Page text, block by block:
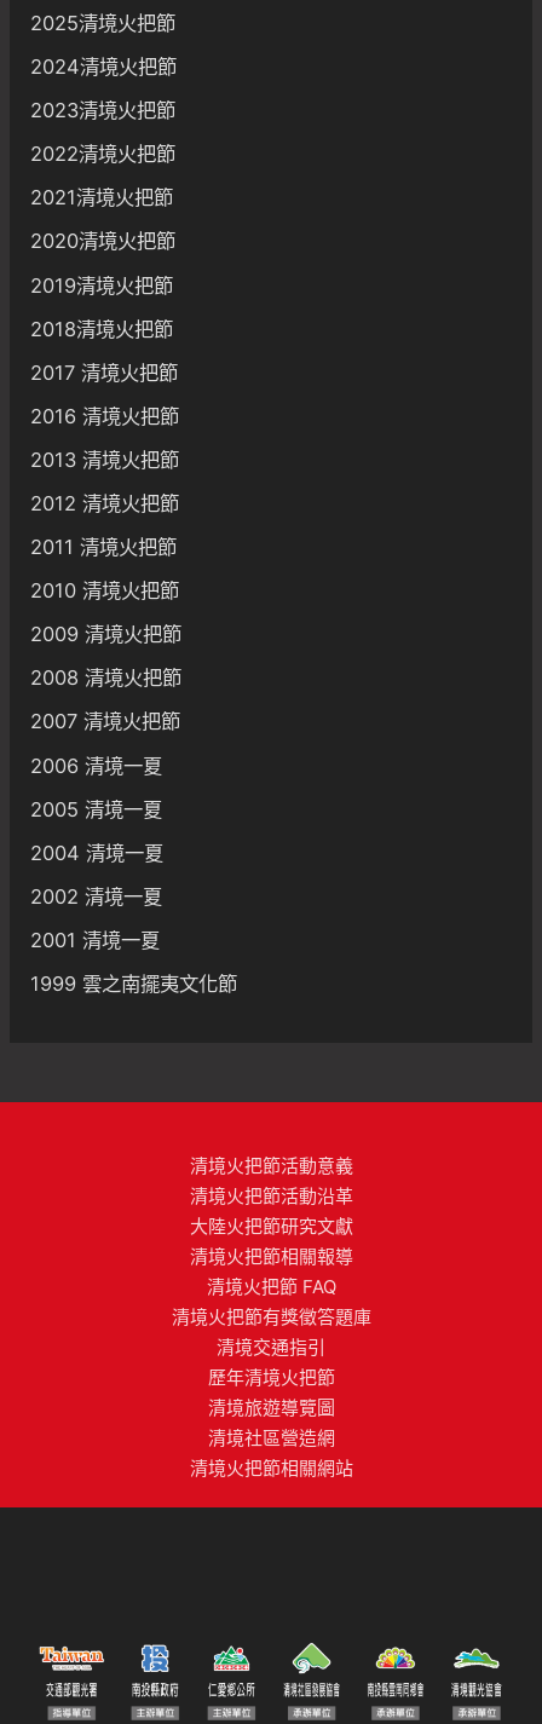
2025清境火把節
2024清境火把節
2023清境火把節
2022清境火把節
2021清境火把節
2020清境火把節
2019清境火把節
2018清境火把節
2017 清境火把節
2016 清境火把節
2013 清境火把節
2012 清境火把節
2011 清境火把節
2010 清境火把節
2009 清境火把節
2008 清境火把節
2007 清境火把節
2006 清境一夏
2005 清境一夏
2004 清境一夏
2002 清境一夏
2001 清境一夏
1999 雲之南擺夷文化節
清境火把節活動意義
清境火把節活動沿革
大陸火把節研究文獻
清境火把節相關報導
清境火把節 FAQ
清境火把節有獎徵答題庫
清境交通指引
歷年清境火把節
清境旅遊導覽圖
清境社區營造網
清境火把節相關網站